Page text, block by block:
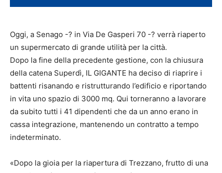
Oggi, a Senago -­? in Via De Gasperi 70 -­? verrà riaperto
un supermercato di grande utilità per la città.
Dopo la fine della precedente gestione, con la chiusura
della catena Superdì, IL GIGANTE ha deciso di riaprire i
battenti risanando e ristrutturando l’edificio e riportando
in vita uno spazio di 3000 mq. Qui torneranno a lavorare
da subito tutti i 41 dipendenti che da un anno erano in
cassa integrazione, mantenendo un contratto a tempo
indeterminato.
«Dopo la gioia per la riapertura di Trezzano, frutto di una